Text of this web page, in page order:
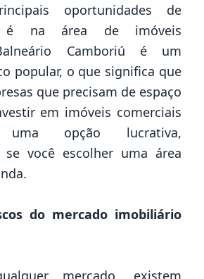
oportunidades de
é na área de imóveis
Camboriú é um
popular, o que significa que
que precisam de espaço
em imóveis comerciais
opção lucrativa,
se você escolher uma área
do mercado imobiliário
mercado, existem